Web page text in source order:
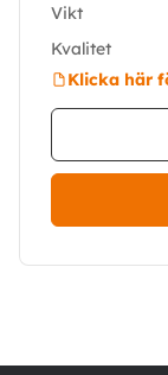
Vikt
Kvalitet
Klicka här